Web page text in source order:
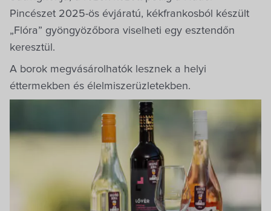
Villa Igku Kft.
Közérdekű adatok
Pályázatok
Dokumentumok
Pincészet 2025-ös évjáratú, kékfrankosból készült
„Flóra” gyöngyözőbora viselheti egy esztendőn
keresztül.
A borok megvásárolhatók lesznek a helyi
éttermekben és élelmiszerüzletekben.